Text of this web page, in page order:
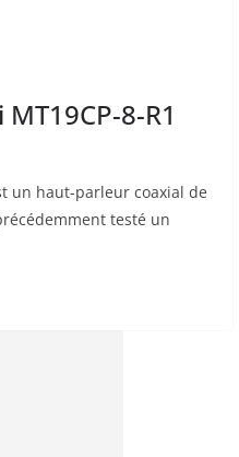
8-R1
un haut-parleur coaxial de
testé un